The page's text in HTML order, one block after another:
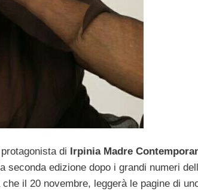
di Irpinia Madre
seconda edizione dopo i grandi numeri
il 20 novembre, leggerà le pagine di